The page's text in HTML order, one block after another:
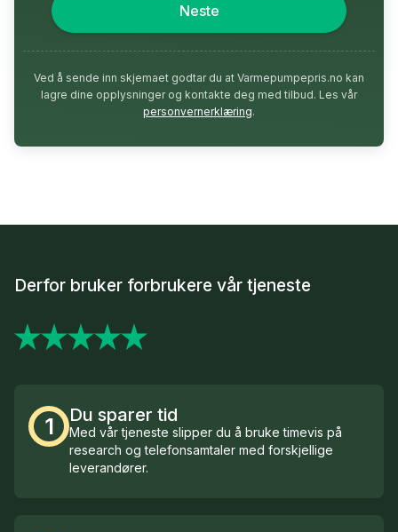
Neste
Ved å sende inn skjemaet godtar du at Varmepumpepris.no kan
lagre dine opplysninger og kontakte deg med tilbud. Les vår
personvernerklæring.
Derfor bruker forbrukere vår tjeneste
1 Du sparer tid
Med vår tjeneste slipper du å bruke timevis på
research og telefonsamtaler med forskjellige
leverandører.